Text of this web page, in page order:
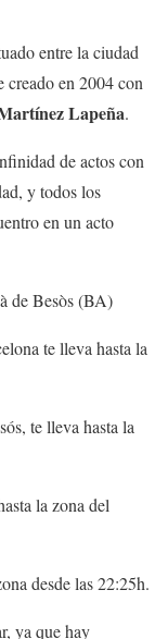
entre la ciudad
creado en 2004 con
Lapeña.
de actos con
y todos los
en un acto
de Besòs (BA)
te lleva hasta la
te lleva hasta la
la zona del
desde las 22:25h.
ya que hay